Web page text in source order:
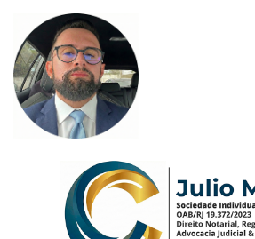
para
conteúdo
principal